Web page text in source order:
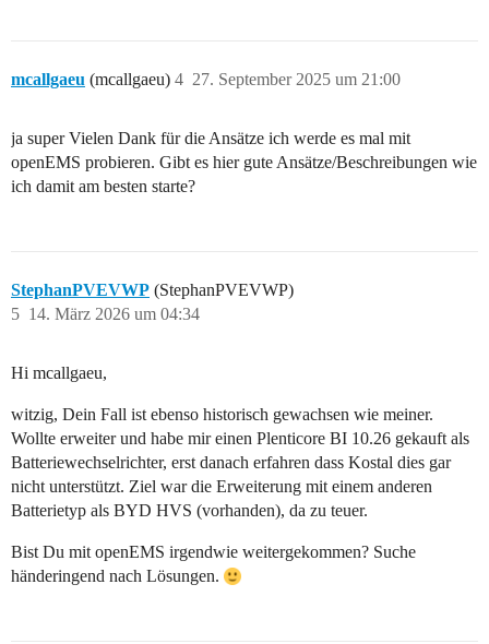
mcallgaeu (mcallgaeu) 27. September 2025 um 21:00
4
ja super Vielen Dank für die Ansätze ich werde es mal mit
openEMS probieren. Gibt es hier gute Ansätze/Beschreibungen wie
ich damit am besten starte?
StephanPVEVWP (StephanPVEVWP)
14. März 2026 um 04:34
5
Hi mcallgaeu,
witzig, Dein Fall ist ebenso historisch gewachsen wie meiner.
Wollte erweiter und habe mir einen Plenticore BI 10.26 gekauft als
Batteriewechselrichter, erst danach erfahren dass Kostal dies gar
nicht unterstützt. Ziel war die Erweiterung mit einem anderen
Batterietyp als BYD HVS (vorhanden), da zu teuer.
Bist Du mit openEMS irgendwie weitergekommen? Suche
händeringend nach Lösungen.